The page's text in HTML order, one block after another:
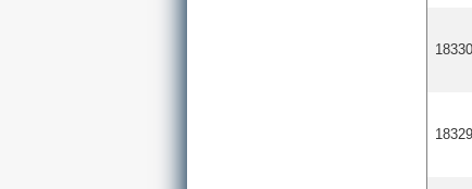
18330
18329